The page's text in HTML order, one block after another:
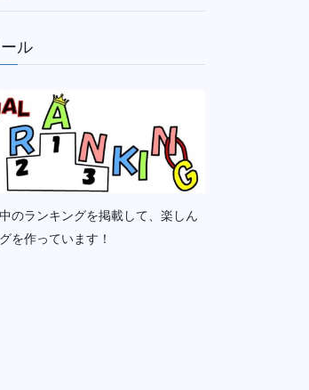
ル
のランキングを掲載して、楽しん
を作っています！